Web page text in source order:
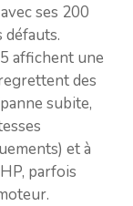
ses 200
défauts.
affichent une
des
subite,
et à
parfois